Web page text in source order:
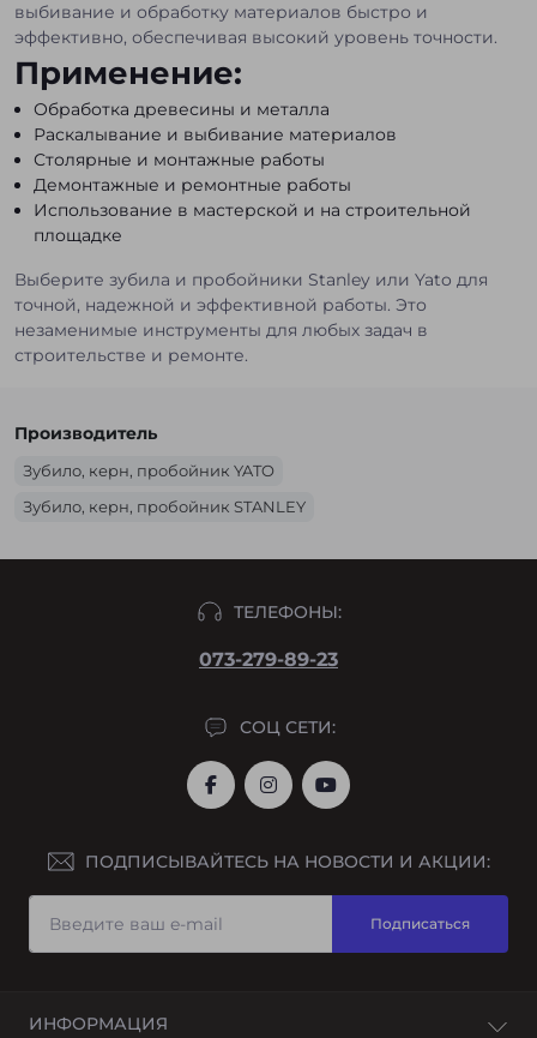
выбивание и обработку материалов быстро и
эффективно, обеспечивая высокий уровень точности.
Применение:
Обработка древесины и металла
Раскалывание и выбивание материалов
Столярные и монтажные работы
Демонтажные и ремонтные работы
Использование в мастерской и на строительной
площадке
Выберите зубила и пробойники Stanley или Yato для
точной, надежной и эффективной работы. Это
незаменимые инструменты для любых задач в
строительстве и ремонте.
Производитель
Зубило, керн, пробойник YATO
Зубило, керн, пробойник STANLEY
ТЕЛЕФОНЫ:
073-279-89-23
СОЦ СЕТИ:
ПОДПИСЫВАЙТЕСЬ НА НОВОСТИ И АКЦИИ:
Подписаться
ИНФОРМАЦИЯ